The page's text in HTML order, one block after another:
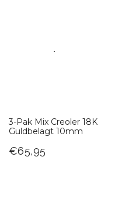
3-Pak Mix Creoler 18K
Guldbelagt 10mm
€65,95